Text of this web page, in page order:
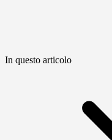
In questo articolo